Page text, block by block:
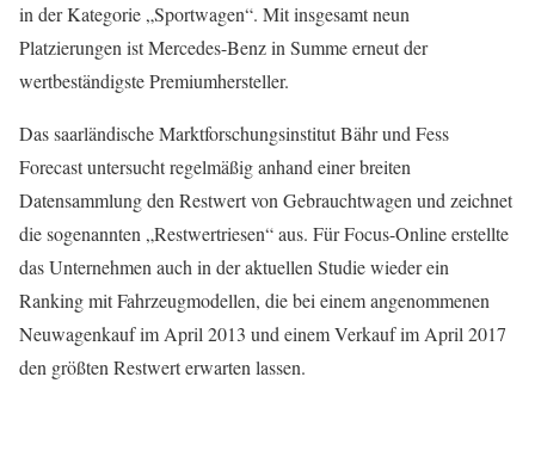
in der Kategorie „Sportwagen“. Mit insgesamt neun
Platzierungen ist Mercedes-Benz in Summe erneut der
wertbeständigste Premiumhersteller.
Das saarländische Marktforschungsinstitut Bähr und Fess
Forecast untersucht regelmäßig anhand einer breiten
Datensammlung den Restwert von Gebrauchtwagen und zeichnet
die sogenannten „Restwertriesen“ aus. Für Focus-Online erstellte
das Unternehmen auch in der aktuellen Studie wieder ein
Ranking mit Fahrzeugmodellen, die bei einem angenommenen
Neuwagenkauf im April 2013 und einem Verkauf im April 2017
den größten Restwert erwarten lassen.